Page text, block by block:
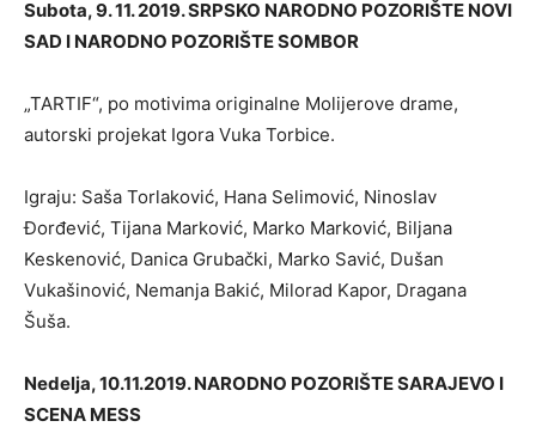
Subota, 9. 11. 2019. SRPSKO NARODNO POZORIŠTE NOVI
SAD I NARODNO POZORIŠTE SOMBOR
„TARTIF“, po motivima originalne Molijerove drame,
autorski projekat Igora Vuka Torbice.
Igraju: Saša Torlaković, Hana Selimović, Ninoslav
Đorđević, Tijana Marković, Marko Marković, Biljana
Keskenović, Danica Grubački, Marko Savić, Dušan
Vukašinović, Nemanja Bakić, Milorad Kapor, Dragana
Šuša.
Nedelja, 10.11.2019. NARODNO POZORIŠTE SARAJEVO I
SCENA MESS